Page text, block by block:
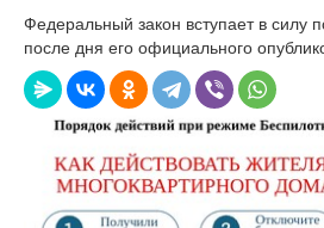
Федеральный закон вступает в силу
после дня его официального